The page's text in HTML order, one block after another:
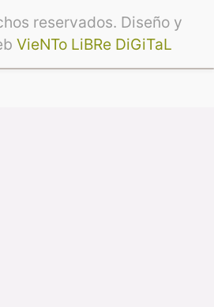
reservados. Diseño y
VieNTo LiBRe DiGiTaL